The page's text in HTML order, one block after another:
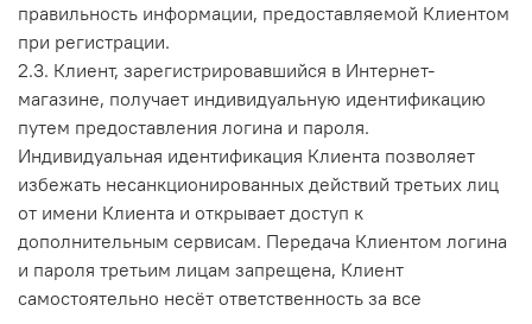
правильность информации, предоставляемой Клиентом
при регистрации.
2.3. Клиент, зарегистрировавшийся в Интернет-
магазине, получает индивидуальную идентификацию
путем предоставления логина и пароля.
Индивидуальная идентификация Клиента позволяет
избежать несанкционированных действий третьих лиц
от имени Клиента и открывает доступ к
дополнительным сервисам. Передача Клиентом логина
и пароля третьим лицам запрещена, Клиент
самостоятельно несёт ответственность за все